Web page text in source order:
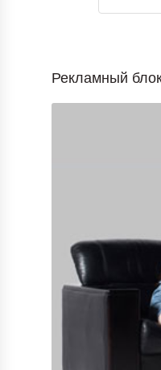
Рекламный